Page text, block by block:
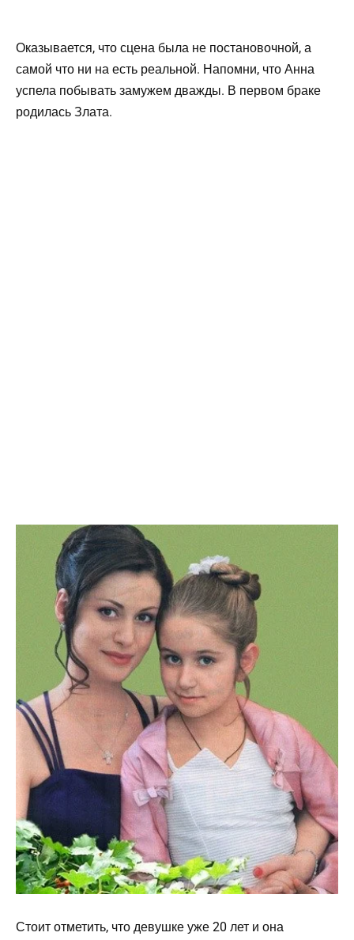
Оказывается, что сцена была не постановочной, а
самой что ни на есть реальной. Напомни, что Анна
успела побывать замужем дважды. В первом браке
родилась Злата.
Стоит отметить, что девушке уже 20 лет и она